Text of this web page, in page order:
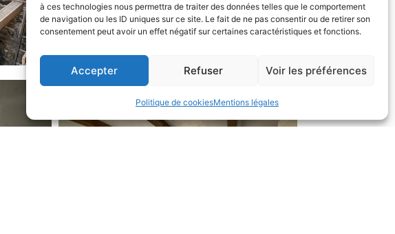
à ces technologies nous permettra de traiter des données telles que le comportement
de navigation ou les ID uniques sur ce site. Le fait de ne pas consentir ou de retirer son
consentement peut avoir un effet négatif sur certaines caractéristiques et fonctions.
Accepter Refuser Voir les préférences
Politique de cookiesMentions légales